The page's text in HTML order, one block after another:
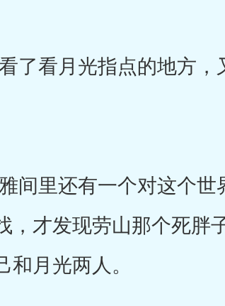
看月光指点的地方，
里还有一个对这个世
，才发现劳山那个死胖
月光两人。